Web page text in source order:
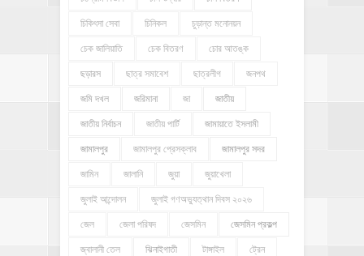
চিকিৎসা সেবা চিনিকল চুড়ান্ত মনোনয়ন
চেক জালিয়াতি চেক বিতরণ চোর আতঙ্ক
ছড়ারস ছাত্র সমাবেশ ছাত্রলীগ জনপথ
জমি দখল জরিমানা জা জাতীয়
জাতীয় নির্বাচন জাতীয় পার্টি জামায়াতে ইসলামী
জামালপুর জামালপুর প্রেসক্লাব জামালপুর সদর
জামিন জালানি জুয়া জুয়াখেলা
জুলাই আন্দোলন জুলাই গণঅভ্যুত্থান দিবস ২০২৬
জেল জেলা পরিষদ জেসমিন জেসমিন প্রকল্প
জ্বালানী তেল ঝিনাইগাতী টাঙ্গাইল ট্রেন